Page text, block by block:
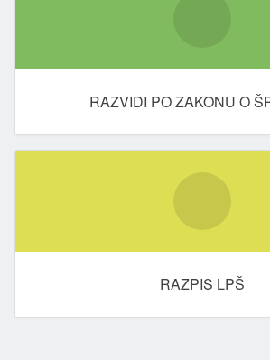
RAZVIDI PO ZAKONU O
RAZPIS LPŠ